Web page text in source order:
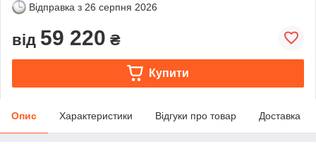
Відправка з 26 серпня 2026
від 59 220 ₴
Купити
Опис Характеристики Відгуки про товар Доставка